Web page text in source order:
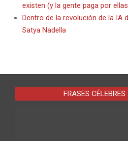
existen (y la gente paga por
Dentro de la revolución de la IA
Satya Nadella
FRASES CÉLEBRES